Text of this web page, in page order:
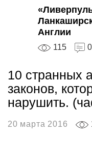
Англии
115 0
10 странных
законов,
нарушить.
20 марта 2016